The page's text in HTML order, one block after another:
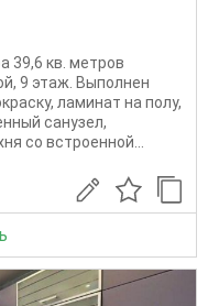
39,6 кв. метров
9 этаж. Выполнен
ламинат на полу,
санузел,
со встроенной...